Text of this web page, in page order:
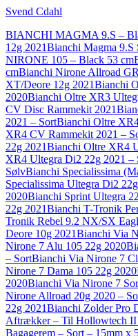
Svend Cdahl
BIANCHI MAGMA 9.S –
12g 2021Bianchi Magma
NIRONE 105 – Black 53 cm
cmBianchi Nirone Allroad
XT/Deore 12g 2021Bianchi
2020Bianchi Oltre XR3
CV Disc Rammekit 2021
2021 – SortBianchi Oltre
XR4 CV Rammekit 2021 –
22g 2021Bianchi Oltre XR4
XR4 Ultegra Di2 22g 2021 –
SølvBianchi Specialissima
Specialissima Ultegra Di2
2020Bianchi Sprint Ultegra
22g 2021Bianchi T-Tronik
Tronik Rebel 9.2 NX/SX
Deore 10g 2021Bianchi Via
Nirone 7 Alu 105 22g 2020
– SortBianchi Via Nirone 7
Nirone 7 Dama 105 22g 2020
2020Bianchi Via Nirone 7
Nirone Allroad 20g 2020 –
22g 2021Bianchi Zolder Pro
Aftrækker – Til Hollowtech
Bagagerem – Sort – 15mm x